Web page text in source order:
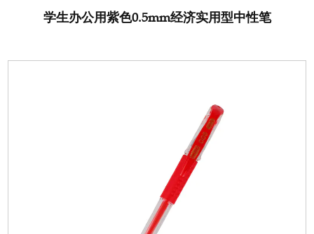
学生办公用紫色0.5mm经济实用型中性笔